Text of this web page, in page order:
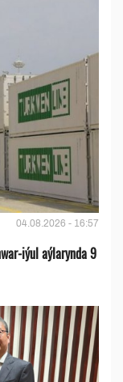
04.08.2026 - 16:57
iýul aýlarynda 9